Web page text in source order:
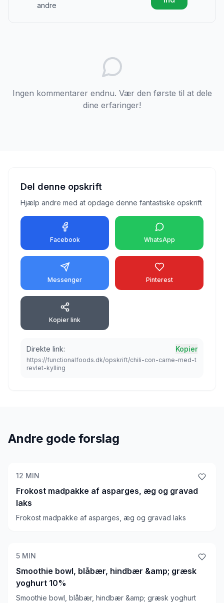
andre
Ingen kommentarer endnu. Vær den første til at dele
dine erfaringer!
Del denne opskrift
Hjælp andre med at opdage denne fantastiske opskrift
Facebook WhatsApp
Messenger Pinterest
Kopier link
Direkte link: Kopier
https://functionalfoods.dk/opskrift/chili-con-carne-med-t
revlet-kylling
Andre gode forslag
12 MIN
Frokost madpakke af asparges, æg og gravad
laks
Frokost madpakke af asparges, æg og gravad laks
5 MIN
Smoothie bowl, blåbær, hindbær &amp; græsk
yoghurt 10%
Smoothie bowl, blåbær, hindbær &amp; græsk yoghurt